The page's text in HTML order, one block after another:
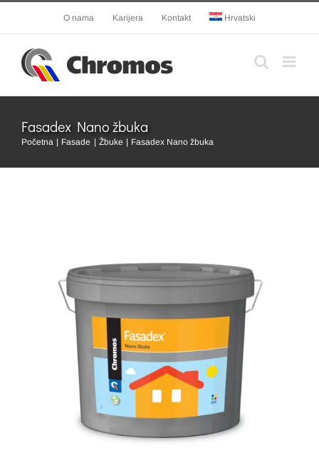
content
O nama Karijera Kontakt Hrvatski
Fasadex Nano žbuka
Početna Fasade Žbuke Fasadex Nano žbuka